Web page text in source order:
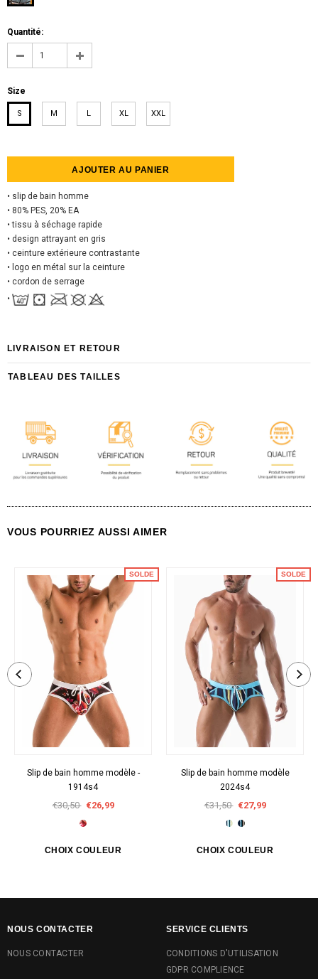
Quantité:
Size
S M L XL XXL
• slip de bain homme
• 80% PES, 20% EA
• tissu à séchage rapide
• design attrayant en gris
• ceinture extérieure contrastante
• logo en métal sur la ceinture
• cordon de serrage
•
LIVRAISON ET RETOUR
TABLEAU DES TAILLES
VOUS POURRIEZ AUSSI AIMER
SOLDE
Slip de bain homme modèle -
1914s4
€30,50 €26,99
SOLDE
Slip de bain homme modèle
2024s4
€31,50 €27,99
NOUS CONTACTER
NOUS CONTACTER
SERVICE CLIENTS
CONDITIONS D'UTILISATION
GDPR COMPLIENCE